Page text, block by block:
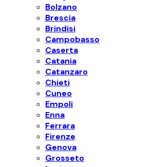
Bolzano
Brescia
Brindisi
Campobasso
Caserta
Catania
Catanzaro
Chieti
Cuneo
Empoli
Enna
Ferrara
Firenze
Genova
Grosseto